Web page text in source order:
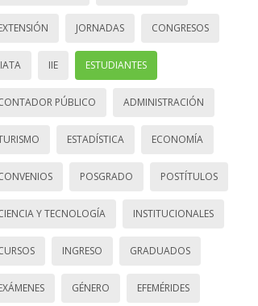
JORNADAS CONGRESOS
IIE ESTUDIANTES
PÚBLICO ADMINISTRACIÓN
ESTADÍSTICA ECONOMÍA
POSGRADO POSTÍTULOS
Y TECNOLOGÍA INSTITUCIONALES
INGRESO GRADUADOS
GÉNERO EFEMÉRIDES